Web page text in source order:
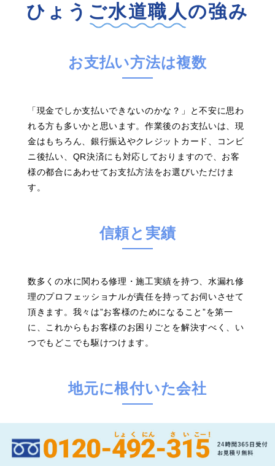
ひょうご水道職人の強み
お支払い方法は複数
「現金でしか支払いできないのかな？」と不安に思わ
れる方も多いかと思います。作業後のお支払いは、現
金はもちろん、銀行振込やクレジットカード、コンビ
ニ後払い、QR決済にも対応しておりますので、お客
様の都合にあわせてお支払方法をお選びいただけま
す。
信頼と実績
数多くの水に関わる修理・施工実績を持つ、水漏れ修
理のプロフェッショナルが責任を持ってお伺いさせて
頂きます。我々は”お客様のためになること”を第一
に、これからもお客様のお困りごとを解決すべく、い
つでもどこでも駆けつけます。
地元に根付いた会社
兵庫に暮らす皆様に愛される企業として、お客様の水
まわりのお困り事やトラブルを真っ先に解決する存在